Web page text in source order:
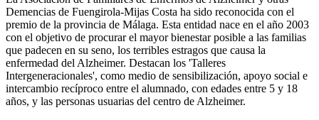
Demencias de Fuengirola-Mijas Costa ha sido reconocida con el
premio de la provincia de Málaga. Esta entidad nace en el año 2003
con el objetivo de procurar el mayor bienestar posible a las familias
que padecen en su seno, los terribles estragos que causa la
enfermedad del Alzheimer. Destacan los 'Talleres
Intergeneracionales', como medio de sensibilización, apoyo social e
intercambio recíproco entre el alumnado, con edades entre 5 y 18
años, y las personas usuarias del centro de Alzheimer.